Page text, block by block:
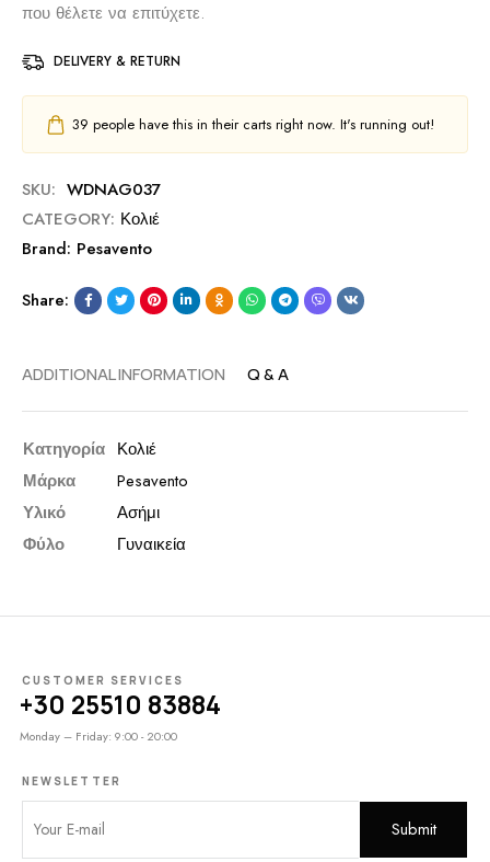
που θέλετε να επιτύχετε.
DELIVERY & RETURN
39 people have this in their carts right now. It's running out!
SKU: WDNAG037
CATEGORY: Κολιέ
Brand: Pesavento
Share:
ADDITIONAL INFORMATION Q & A
Κατηγορία Κολιέ
Μάρκα
Pesavento
Υλικό
Ασήμι
Φύλο
Γυναικεία
CUSTOMER SERVICES
+30 25510 83884
Monday – Friday: 9:00 - 20:00
NEWSLETTER